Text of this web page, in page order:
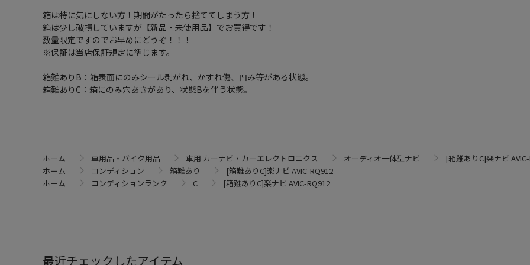
箱は特に気にしない方！期間がたったら捨ててしまう方！
箱は少し破損していますが【新品・未使用品】でお買得です！
数量限定ですのでお早めにどうぞ！！！
※保証は当店保証規定に準じます。
箱難ありB：箱表面にのみシール剥がれ、かすれ傷、凹み等がある状態。
箱難ありC：箱にのみ穴あきがあり、状態Bを伴う状態。
ホーム 車用品・バイク用品 車用 カーナビ・カーエレクトロニクス オーディオ一体型ナビ
[箱難ありC]楽ナビ
ホーム
コンディション 箱難あり
[箱難ありC]楽ナビ AVIC-RQ912
ホーム
コンディションランク C [箱難ありC]楽ナビ AVIC-RQ912
最近チェックしたアイテム